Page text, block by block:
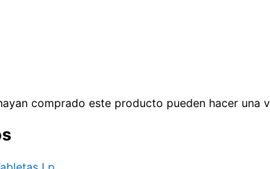
comprado este producto pueden hacer una